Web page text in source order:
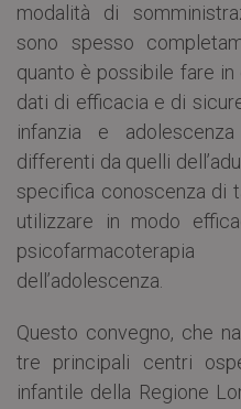
modalità di
sono spesso
quanto è possibile fare
dati di efficacia e di
infanzia e
differenti da quelli
specifica conoscenza di
utilizzare in modo
dell’adolescenza.
Questo convegno, che
tre principali centri
infantile della Regione